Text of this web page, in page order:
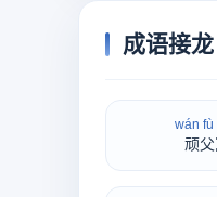
成语接龙
wán fù
顽